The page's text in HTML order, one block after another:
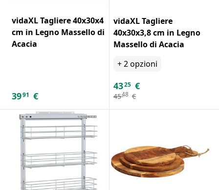
vidaXL Tagliere 40x30x4
cm in Legno Massello di
Acacia
3991 €
vidaXL Tagliere
40x30x3,8 cm in Legno
Massello di Acacia
+2opzioni
4325 €
4548 €